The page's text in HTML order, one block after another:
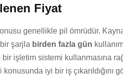
Fiyat
genellikle pil ömrüdür.
şarjla birden fazla gün
işletim sistemi kullanmasına
iyi bir iş çıkarıldığını